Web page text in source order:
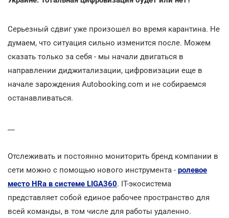
Серьезный сдвиг уже произошел во время карантина. Не
думаем, что ситуация сильно изменится после. Можем
сказать только за себя - мы начали двигаться в
направлении диджитализации, цифровизации еще в
начале зарождения Autobooking.com и не собираемся
останавливаться.
Отслеживать и постоянно мониторить бренд компании в
сети можно с помощью нового инструмента - ролевое
место HRа в системе LIGA360. IT-экосистема
представляет собой единое рабочее пространство для
всей команды, в том числе для работы удаленно.